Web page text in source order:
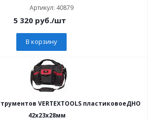
Артикул: 40879
5 320руб./шт
В корзину
VERTEXTOOLS пластиковоеДНО
42х23х28мм